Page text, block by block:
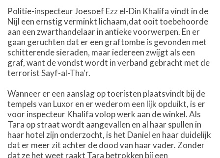
Politie-inspecteur Joesoef Ezz el-Din Khalifa vindt in de
Nijl een ernstig verminkt lichaam,dat ooit toebehoorde
aan een zwarthandelaar in antieke voorwerpen. En er
gaan geruchten dat er een graftombe is gevonden met
schitterende sieraden, maar iedereen zwijgt als een
graf, want de vondst wordt in verband gebracht met de
terrorist Sayf-al-Tha'r.
Wanneer er een aanslag op toeristen plaatsvindt bij de
tempels van Luxor en er wederom een lijk opduikt, is er
voor inspecteur Khalifa volop werk aan de winkel. Als
Tara op straat wordt aangevallen en al haar spullen in
haar hotel zijn onderzocht, is het Daniel en haar duidelijk
dat er meer zit achter de dood van haar vader. Zonder
dat ze het weet raakt Tara betrokken bij een